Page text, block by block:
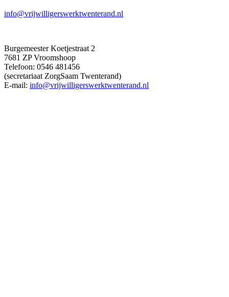
info@vrijwilligerswerktwenterand.nl
Burgemeester Koetjestraat 2
7681 ZP Vroomshoop
Telefoon: 0546 481456
(secretariaat ZorgSaam Twenterand)
E-mail: info@vrijwilligerswerktwenterand.nl